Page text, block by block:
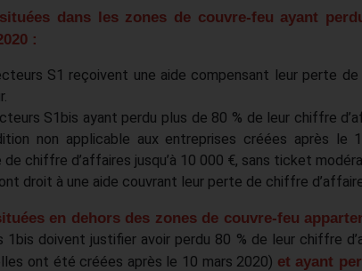
dans les zones de couvre-feu ayant
:
S1 reçoivent une aide compensant leur perte de
S1bis ayant perdu plus de 80 % de leur chiffre
non applicable aux entreprises créées après le
chiffre d’affaires jusqu’à 10 000 €, sans ticket
droit à une aide couvrant leur perte de chiffre
en dehors des zones de couvre-feu
doivent justifier avoir perdu 80 % de leur chiffre
ont été créées après le 10 mars 2020) et ayant